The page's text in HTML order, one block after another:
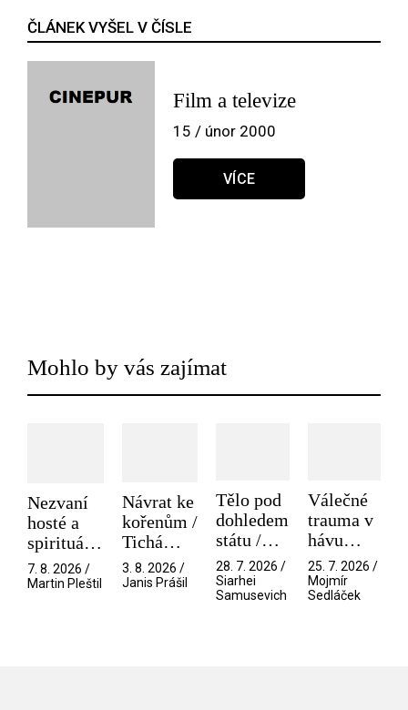
ČLÁNEK VYŠEL V ČÍSLE
Film a televize
15 / únor 2000
VÍCE
Mohlo by vás zajímat
Nezvaní
hosté a
spirituální
narušitelé
z vesmíru
7. 8. 2026 /
Martin Pleštil
Návrat ke
kořenům /
Tichá
přítelkyně
3. 8. 2026 /
Janis Prášil
Tělo pod
dohledem
státu /
Pramen
28. 7. 2026 /
Siarhei
Samusevich
Válečné
trauma v
hávu
spektáklu
/ Odyssea
25. 7. 2026 /
Mojmír
Sedláček